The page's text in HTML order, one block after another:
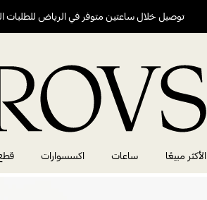
توصيل خلال ساعتين متوفر في الرياض للطلبات
الأكثر مبيعًا ساعات اكسسوارات